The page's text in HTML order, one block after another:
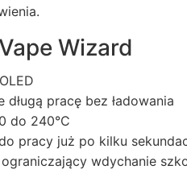
Wizard
pracę bez ładowania
do 240°C
pracy już po kilku
wdychanie